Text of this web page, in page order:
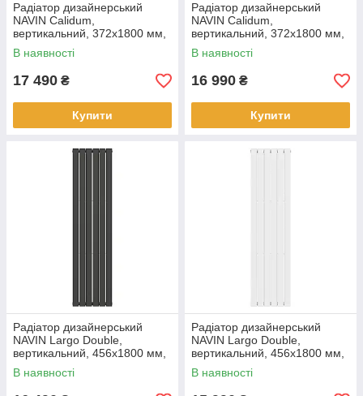
Радіатор дизайнерський
NAVIN Calidum,
вертикальний, 372x1800 мм,
1326 Вт, нижнє підключення
50 мм, чорний муар
В наявності
17 490 ₴
Купити
Радіатор дизайнерський
NAVIN Calidum,
вертикальний, 372x1800 мм,
1326 Вт, нижнє підключення
50 мм, білий
В наявності
16 990 ₴
Купити
Радіатор дизайнерський
NAVIN Largo Double,
вертикальний, 456x1800 мм,
1386 Вт, бічне підключення,
чорний муар
В наявності
Радіатор дизайнерський
NAVIN Largo Double,
вертикальний, 456x1800 мм,
1386 Вт, бічне підключення,
білий
В наявності